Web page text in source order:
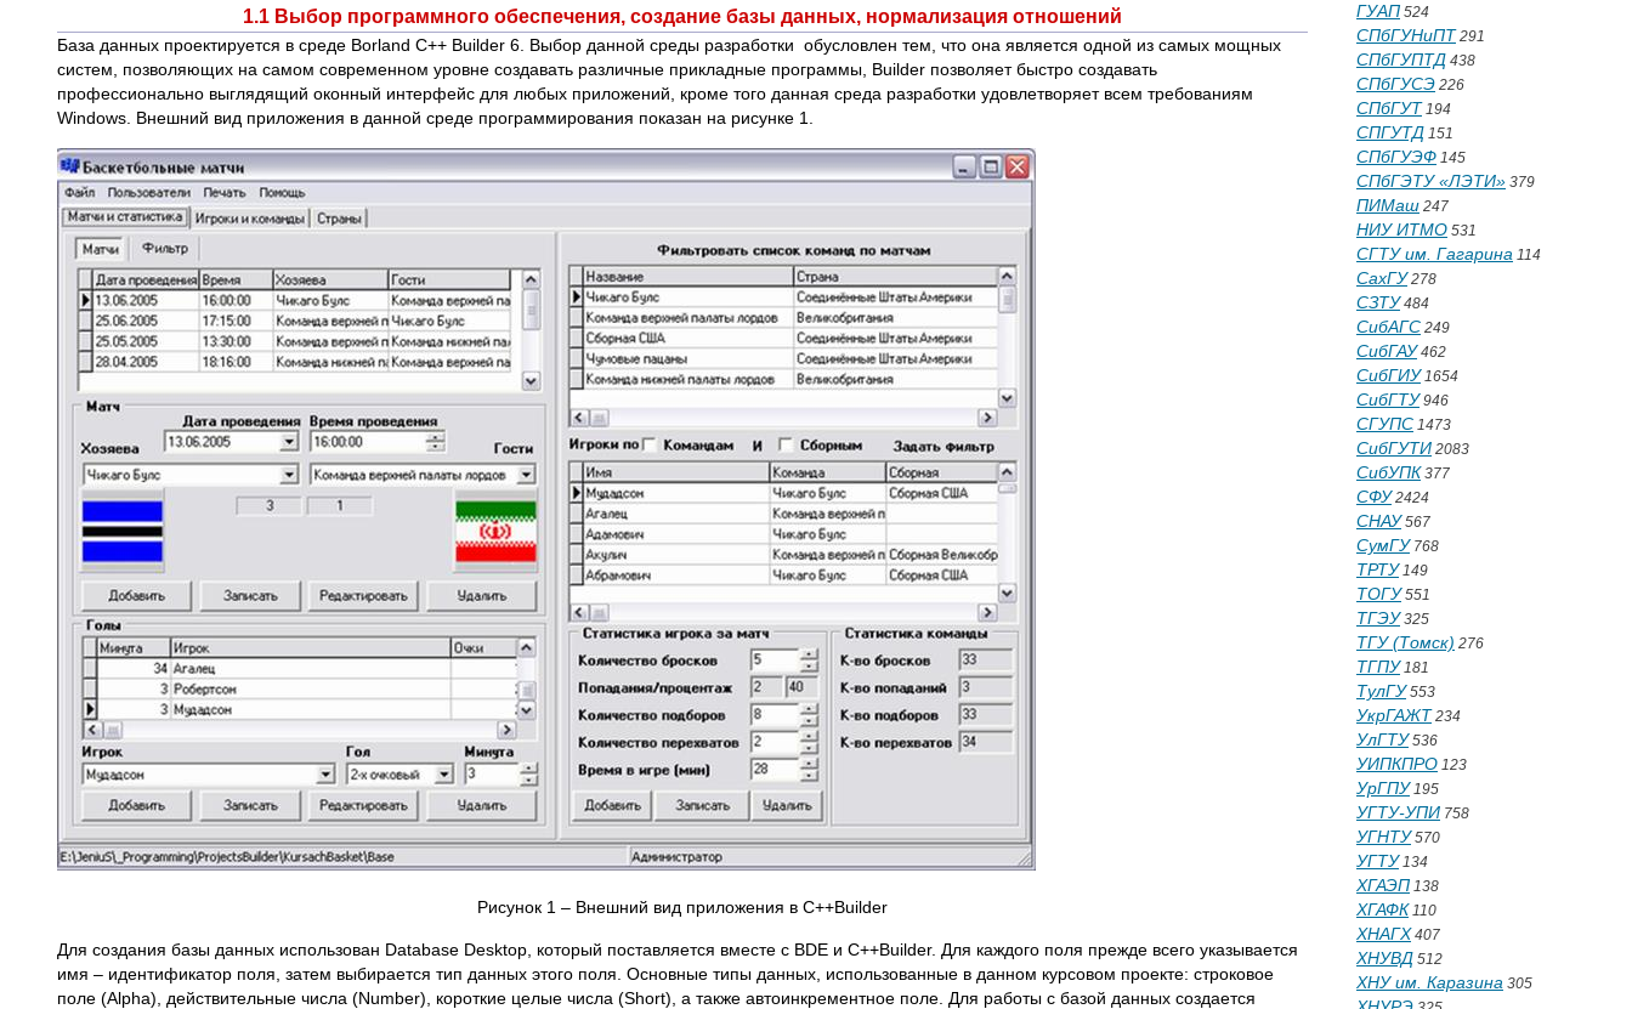
1.1 Выбор программного обеспечения, создание базы данных, нормализация отношений
База данных проектируется в среде Borland C++ Builder 6. Выбор данной среды разработки обусловлен тем, что она является одной из самых мощных
систем, позволяющих на самом современном уровне создавать различные прикладные программы, Builder позволяет быстро создавать
профессионально выглядящий оконный интерфейс для любых приложений, кроме того данная среда разработки удовлетворяет всем требованиям
Windows. Внешний вид приложения в данной среде программирования показан на рисунке 1.
Рисунок 1 – Внешний вид приложения в C++Builder
Для создания базы данных использован Database Desktop, который поставляется вместе с BDE и C++Builder. Для каждого поля прежде всего указывается
имя – идентификатор поля, затем выбирается тип данных этого поля. Основные типы данных, использованные в данном курсовом проекте: строковое
поле (Alpha), действительные числа (Number), короткие целые числа (Short), а также автоинкрементное поле. Для работы с базой данных создается
ГУАП 524
СПбГУНиПТ 291
СПбГУПТД 438
СПбГУСЭ 226
СПбГУТ 194
СПГУТД 151
СПбГУЭФ 145
СПбГЭТУ «ЛЭТИ» 379
ПИМаш 247
НИУ ИТМО 531
СГТУ им. Гагарина 114
СахГУ278
СЗТУ484
СибАГС 249
СибГАУ462
СибГИУ1654
СибГТУ946
СГУПС 1473
СибГУТИ 2083
СибУПК 377
СФУ2424
СНАУ567
СумГУ768
ТРТУ149
ТОГУ551
ТГЭУ325
ТГУ (Томск) 276
ТГПУ181
ТулГУ553
УкрГАЖТ 234
УлГТУ536
УИПКПРО 123
УрГПУ195
УГТУ-УПИ 758
УГНТУ570
УГТУ134
ХГАЭП 138
ХГАФК 110
ХНАГХ 407
ХНУВД 512
ХНУ им. Каразина 305